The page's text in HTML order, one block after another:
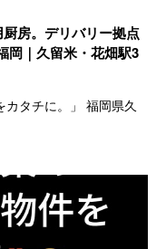
厨房。デリバリー拠点
岡｜久留米・花畑駅3
カタチに。」 福岡県久